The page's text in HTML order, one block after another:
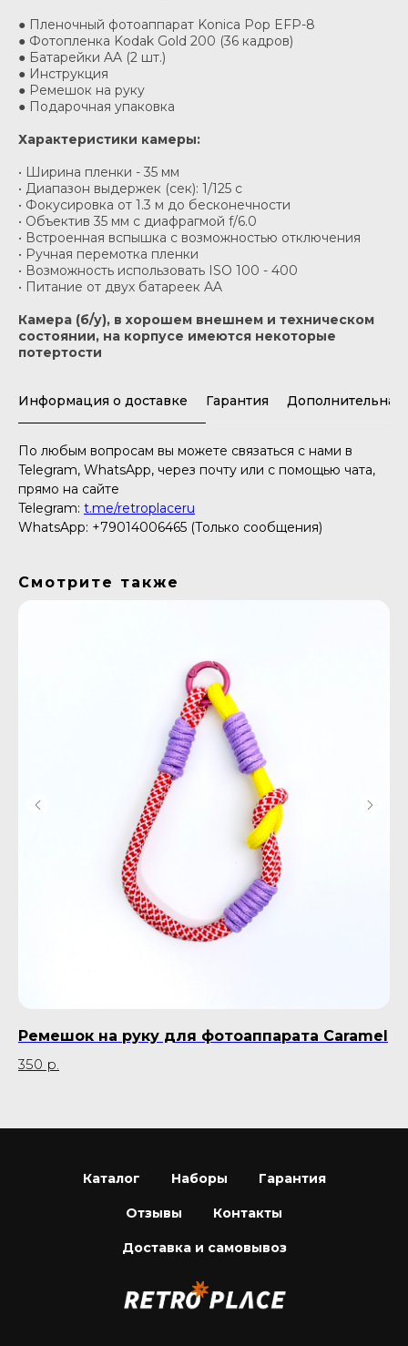
● Пленочный фотоаппарат Konica Pop EFP-8
● Фотопленка Kodak Gold 200 (36 кадров)
● Батарейки AA (2 шт.)
● Инструкция
● Ремешок на руку
● Подарочная упаковка
Характеристики камеры:
• Ширина пленки - 35 мм
• Диапазон выдержек (сек): 1/125 с
• Фокусировка от 1.3 м до бесконечности
• Объектив 35 мм с диафрагмой f/6.0
• Встроенная вспышка с возможностью отключения
• Ручная перемотка пленки
• Возможность использовать ISO 100 - 400
• Питание от двух батареек AA
Камера (б/у), в хорошем внешнем и техническом
состоянии, на корпусе имеются некоторые
потертости
Информация о доставке Гарантия
По любым вопросам вы можете связаться с нами в
Telegram, WhatsApp, через почту или с помощью чата,
прямо на сайте
Telegram: t.me/retroplaceru
WhatsApp: +79014006465 (Только сообщения)
Смотрите также
Ремешок на руку для фотоаппарата Caramel
350 р.
Каталог Наборы Гарантия
Отзывы Контакты
Доставка и самовывоз